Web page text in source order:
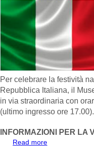
Per celebrare la festività
Repubblica Italiana, il
in via straordinaria con
(ultimo ingresso ore 17.00).
INFORMAZIONI PER LA
Read more